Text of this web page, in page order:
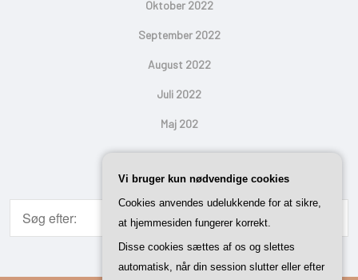
Oktober 2022
September 2022
August 2022
Juli 2022
Maj 202
Vi bruger kun nødvendige cookies
Cookies anvendes udelukkende for at sikre,
at hjemmesiden fungerer korrekt.
Disse cookies sættes af os og slettes
automatisk, når din session slutter eller efter